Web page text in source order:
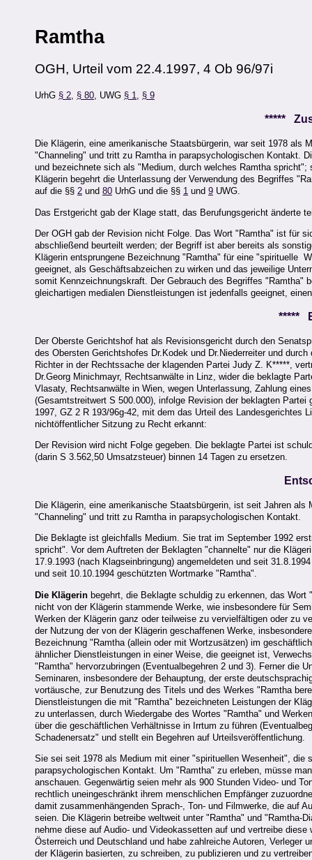
Ramtha
OGH, Urteil vom 22.4.1997, 4 Ob 96/97i
UrhG § 2, § 80, UWG § 1, § 9
*****
Die Klägerin, eine amerikanische Staatsbürgerin, war seit 1978
"Channeling" und tritt zu Ramtha in parapsychologischen Kontakt.
und bezeichnete sich als "Medium, durch welches Ramtha
Klägerin begehrt die Unterlassung der Verwendung des Begriffes
auf die §§ 2 und 80 UrhG und die §§ 1 und 9 UWG.
Das Erstgericht gab der Klage statt, das Berufungsgericht änderte
Der OGH gab der Revision nicht Folge. Das Wort "Ramtha" ist für
abschließend beurteilt werden; der Begriff ist aber bereits als
Klägerin entsprungene Bezeichnung "Ramtha" für eine "spirituelle
geeignet, als Geschäftsabzeichen zu wirken und das jeweilige
somit Kennzeichnungskraft. Der Gebrauch des Begriffes "Ramtha"
gleichartigen medialen Dienstleistungen ist jedenfalls geeignet,
*****
Der Oberste Gerichtshof hat als Revisionsgericht durch den
des Obersten Gerichtshofes Dr.Kodek und Dr.Niederreiter und
Richter in der Rechtssache der klagenden Partei Judy Z. K*****,
Dr.Georg Minichmayr, Rechtsanwälte in Linz, wider die beklagte
Vlasaty, Rechtsanwälte in Wien, wegen Unterlassung, Zahlung
(Gesamtstreitwert S 500.000), infolge Revision der beklagten
1997, GZ 2 R 193/96g-42, mit dem das Urteil des Landesgerichtes
nichtöffentlicher Sitzung zu Recht erkannt:
Der Revision wird nicht Folge gegeben. Die beklagte Partei ist
(darin S 3.562,50 Umsatzsteuer) binnen 14 Tagen zu ersetzen.
Die Klägerin, eine amerikanische Staatsbürgerin, ist seit Jahren
"Channeling" und tritt zu Ramtha in parapsychologischen Kontakt.
Die Beklagte ist gleichfalls Medium. Sie trat im September 1992
spricht". Vor dem Auftreten der Beklagten "channelte" nur die
17.9.1993 (nach Klagseinbringung) angemeldeten und seit
und seit 10.10.1994 geschützten Wortmarke "Ramtha".
Die Klägerin begehrt, die Beklagte schuldig zu erkennen, das
nicht von der Klägerin stammende Werke, wie insbesondere für
Werken der Klägerin ganz oder teilweise zu vervielfältigen oder zu
der Nutzung der von der Klägerin geschaffenen Werke,
Bezeichnung "Ramtha (allein oder mit Wortzusätzen) im
ähnlicher Dienstleistungen in einer Weise, die geeignet ist,
"Ramtha" hervorzubringen (Eventualbegehren 2 und 3). Ferner die
Seminaren, insbesondere der Behauptung, der erste
vortäusche, zur Benutzung des Titels und des Werkes "Ramtha
Dienstleistungen die mit "Ramtha" bezeichneten Leistungen der
zu unterlassen, durch Wiedergabe des Wortes "Ramtha" und
über die geschäftlichen Verhältnisse in Irrtum zu führen
Schadenersatz" und stellt ein Begehren auf Urteilsveröffentlichung.
Sie sei seit 1978 als Medium mit einer "spirituellen Wesenheit",
parapsychologischen Kontakt. Um "Ramtha" zu erleben, müsse
anschauen. Gegenwärtig seien mehr als 900 Stunden Video- und
rechtlich uneingeschränkt ihrem menschlichen Empfänger
damit zusammenhängenden Sprach-, Ton- und Filmwerke, die auf
seien. Die Klägerin betreibe weltweit unter "Ramtha" und "Ramtha-
nehme diese auf Audio- und Videokassetten auf und vertreibe
Österreich und Deutschland und habe zahlreiche Autoren, Verleger
der Klägerin basierten, zu schreiben, zu publizieren und zu